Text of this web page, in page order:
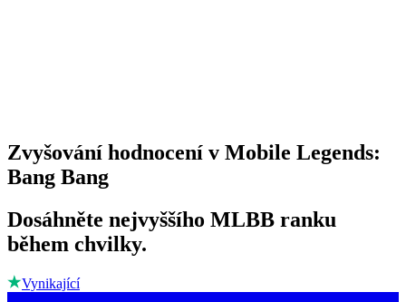
Zvyšování hodnocení v Mobile Legends:
Bang Bang
Dosáhněte nejvyššího MLBB ranku
během chvilky.
Vynikající